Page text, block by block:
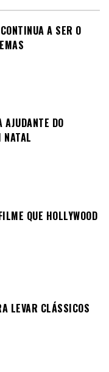
A SER O
DO
NATAL
QUE HOLLYWOOD
LEVAR CLÁSSICOS